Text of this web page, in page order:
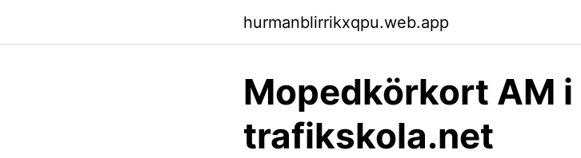
hurmanblirrikxqpu.web.app
Mopedkörkort AM i
trafikskola.net